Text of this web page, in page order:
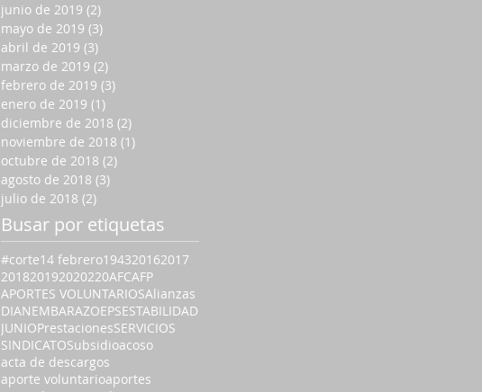
junio de 2019 (2)
mayo de 2019 (3)
abril de 2019 (3)
marzo de 2019 (2)
febrero de 2019 (3)
enero de 2019 (1)
diciembre de 2018 (2)
noviembre de 2018 (1)
octubre de 2018 (2)
agosto de 2018 (3)
julio de 2018 (2)
Busar por etiquetas
#corte14 febrero194320162017
201820192020220AFCAFP
APORTES VOLUNTARIOSAlianzas
DIANEMBARAZOEPSESTABILIDAD
JUNIOPrestacionesSERVICIOS
SINDICATOSubsidioacoso
acta de descargos
aporte voluntarioaportes